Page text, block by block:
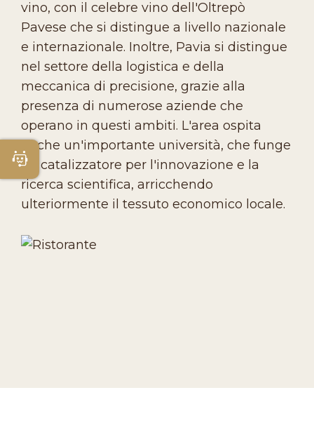
vino, con il celebre vino dell'Oltrepò
Pavese che si distingue a livello nazionale
e internazionale. Inoltre, Pavia si distingue
nel settore della logistica e della
meccanica di precisione, grazie alla
presenza di numerose aziende che
operano in questi ambiti. L'area ospita
anche un'importante università, che funge
da catalizzatore per l'innovazione e la
ricerca scientifica, arricchendo
ulteriormente il tessuto economico locale.
Apri Chatbot